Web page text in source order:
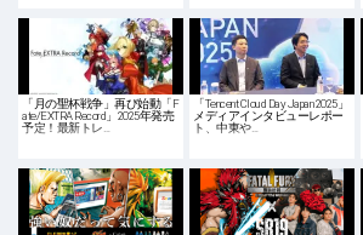
「月の聖杯戦争」再び始動「F
ate/EXTRA Record」2025年発売
予定！最新トレ…
「Tencent Cloud Day Japan 2025」
メディアインタビューレポー
ト、中東や…